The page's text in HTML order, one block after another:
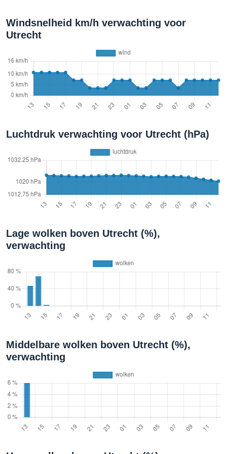
Windsnelheid km/h verwachting voor
Utrecht
Luchtdruk verwachting voor Utrecht (hPa)
Lage wolken boven Utrecht (%),
verwachting
Middelbare wolken boven Utrecht (%),
verwachting